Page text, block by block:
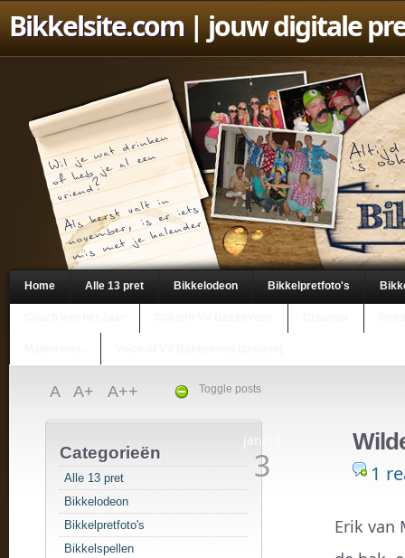
Bikkelsite.com| jouw digitale
Home Alle 13 pret Bikkelodeon Bikkelpretfoto's
Toggle posts
A A+ A++
Categorieën
Alle 13 pret
Bikkelodeon
Bikkelpretfoto's
Bikkelspellen
jan/11
3 1
Erik van